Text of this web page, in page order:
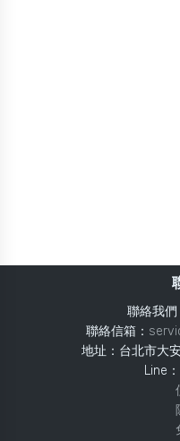
聯絡我
聯絡信箱：
地址：台北市大
Line：